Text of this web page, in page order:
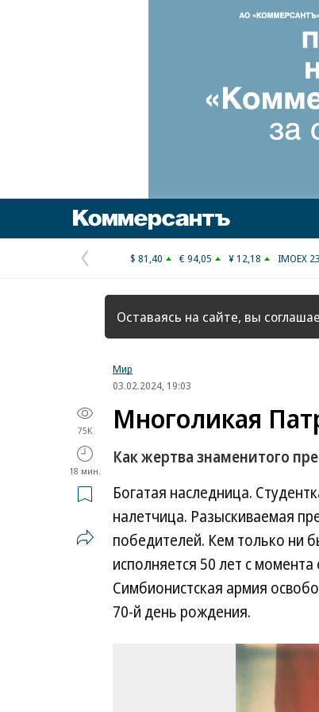
Предыдущая
страница
$ 81,40 € 94,05 ¥ 12,18 IMOEX
Оставаясь на сайте, вы
Мир
03.02.2024, 19:03
75K
18 мин.
Многоликая
Как жертва знаменитого
Богатая наследница.
налетчица. Разыскиваемая
победителей. Кем только ни
исполняется 50 лет с
Симбионистская армия
70-й день рождения.